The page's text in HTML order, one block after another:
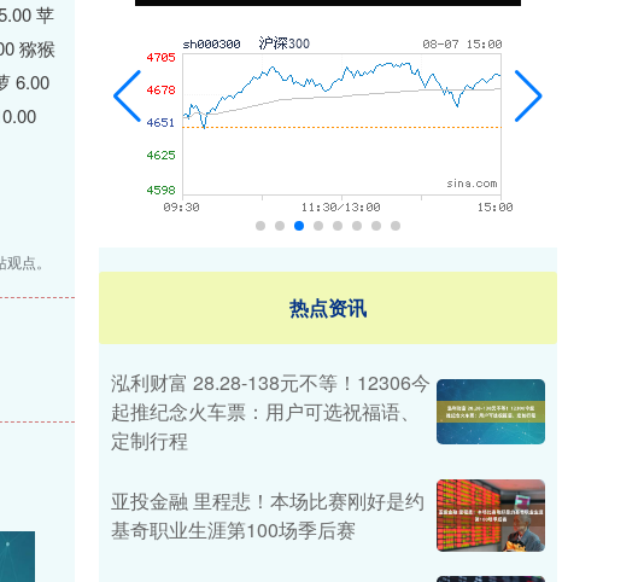
苹
猕猴
6.00
点。
热点资讯
泓利财富 28.28-138元不等！12306今
起推纪念火车票：用户可选祝福语、
定制行程
亚投金融 里程悲！本场比赛刚好是约
基奇职业生涯第100场季后赛